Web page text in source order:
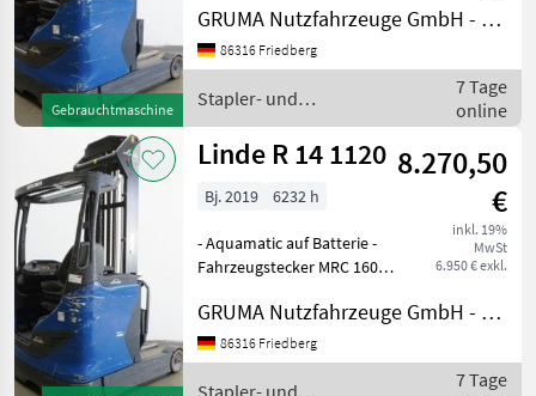
Gebrauchtmaschine
Fahrzeug:
Einfachzusatzhydraulik -
Mast:
Einfachzusatzhydraulik -
GRUMA Nutzfahrzeuge GmbH - Staplertechnik
86316 Friedberg
Stapler- und
Lagertechnik / Linde
7 Tage
online
Linde R 14 1120 8.270,50
€
inkl. 19%
MwSt
6.950 € exkl.
Bj. 2019 6232 h
- Aquamatic auf Batterie -
Fahrzeugstecker MRC 160A -
Fahrzeug:
Einfachzusatzhydraulik -
Mast:
Einfachzusatzhydraulik -
GRUMA Nutzfahrzeuge GmbH - Staplertechnik
86316 Friedberg
Stapler- und
7 Tage